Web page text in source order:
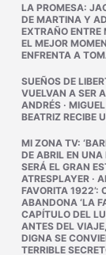
LA PROMESA:
DE MARTINA Y
EXTRAÑO
EL MEJOR
ENFRENTA A
SUEÑOS DE
VUELVAN A SER
ANDRÉS·
BEATRIZ RECIBE
MI ZONA TV:
DE ABRIL EN
SERÁ EL GRAN
ATRESPLAYER·
FAVORITA 1922’:
ABANDONA ‘LA
CAPÍTULO DEL
ANTES DEL
DIGNA SE
TERRIBLE